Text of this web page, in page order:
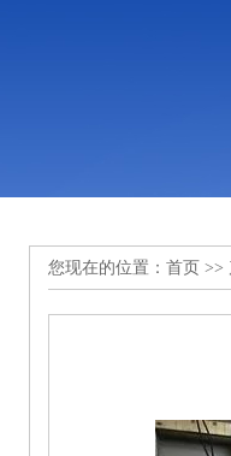
您现在的位置： 首页 >>